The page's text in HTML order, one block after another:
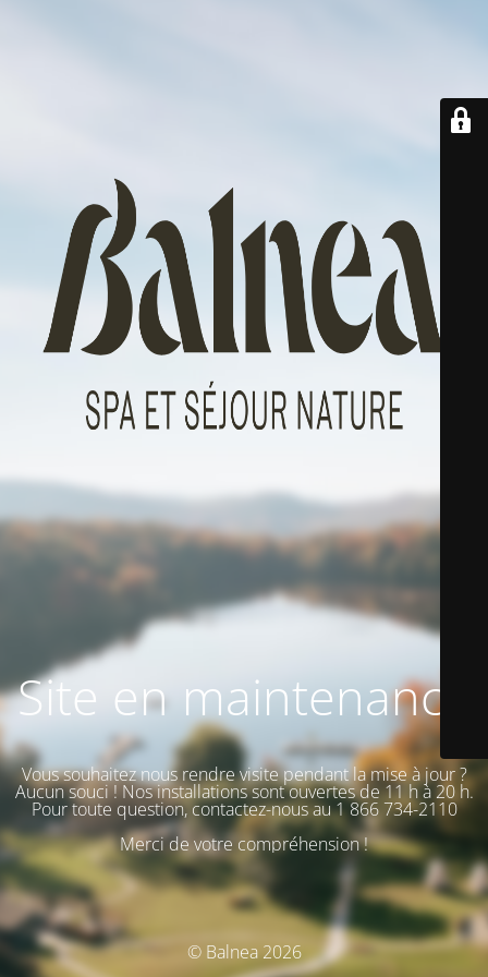
Site en maintenance
Vous souhaitez nous rendre visite pendant la mise à jour ?
Aucun souci ! Nos installations sont ouvertes de 11 h à 20 h.
Pour toute question, contactez-nous au 1 866 734-2110
Merci de votre compréhension !
© Balnea 2026